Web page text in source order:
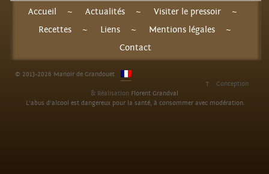
Accueil ~ Actualités ~ Visiter le pressoir
~
Recettes
~ Liens ~ Mentions légales
~
Contact
© 2013-2026 Manoir de Grandouet
↑
Conception
& Réalisation Florent Grandval
L'abus d'alcool est dangereux pour la santé, à consommer avec modération.